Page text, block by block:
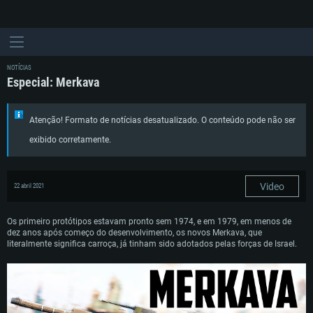
NOTÍCIAS
Especial: Merkava
Atenção! Formato de notícias desatualizado. O conteúdo pode não ser
exibido corretamente.
22 abril 2021 Video
Os primeiro protótipos estavam pronto sem 1974, e em 1979, em menos de
dez anos após começo do desenvolvimento, os novos Merkava, que
literalmente significa carroça, já tinham sido adotados pelas forças de Israel.